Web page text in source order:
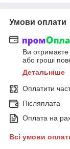
Умови оплати
Ви
або гроші
Детальніше
Оплатити
Післяплата
Оплата на
Всі умови